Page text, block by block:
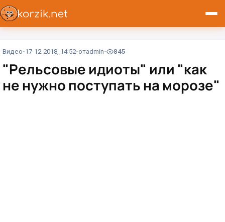
Видео 17-12-2018, 14:52 отadmin 845
"Рельсовые идиоты" или "как
не нужно поступать на морозе"